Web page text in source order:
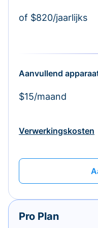
of $820/jaarlijks
Aanvullend
$15/maand
Verwerkingskosten
Pro Plan